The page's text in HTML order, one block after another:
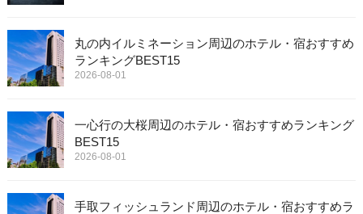
丸の内イルミネーション周辺のホテル・宿おすすめ
ランキングBEST15
2026-08-01
一心行の大桜周辺のホテル・宿おすすめランキング
BEST15
2026-08-01
手取フィッシュランド周辺のホテル・宿おすすめラ